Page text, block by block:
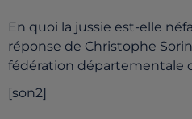
En quoi la jussie est-elle
réponse de Christophe
fédération départementale
[son2]